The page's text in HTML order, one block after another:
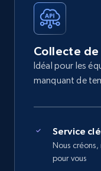
Collecte
Idéal pour les
manquant de
Service
Nous créons,
pour vous